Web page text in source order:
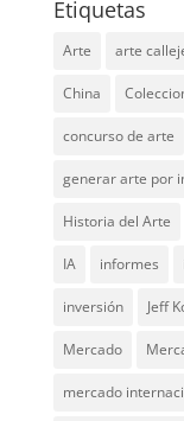
Etiquetas
Arte arte
China
concurso de arte
generar arte por
Historia del Arte
IA informes
inversión Jeff
Mercado
mercado